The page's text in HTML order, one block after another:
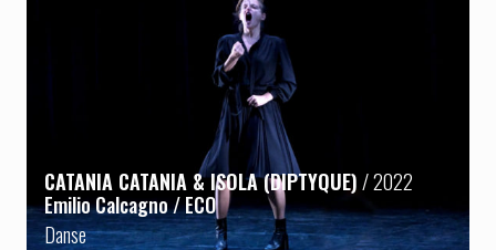
CATANIA CATANIA & ISOLA (DIPTYQUE)/ 2022
Emilio Calcagno / ECO
Danse